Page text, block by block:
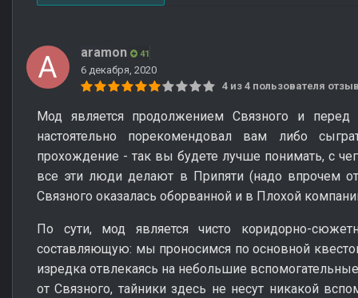
aramon 41
6 декабря, 2020
4 из 4 пользователя
Мод является продолжением Связного и
настоятельно порекомендовал вам либо
прохождение - так вы будете лучше понимать, с
все эти люди делают в Припяти (надо впрочем
Связного оказалась оборванной и в Плохой
По сути, мод является чисто коридорно-
составляющую: мы проносимся по основной
изредка отвлекаясь на небольшие
от Связного, тайники здесь не несут никакой